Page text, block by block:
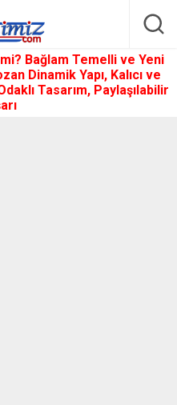
Bağlam Temelli ve Yeni
Dinamik Yapı, Kalıcı ve
Tasarım, Paylaşılabilir